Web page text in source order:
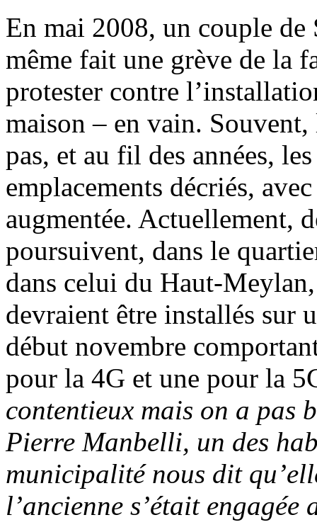
En mai 2008, un couple
même fait une grève de la
protester contre
maison – en vain.
pas, et au fil des années,
emplacements décriés,
augmentée. Actuellement,
poursuivent, dans le
dans celui du Haut-
devraient être installés sur
début novembre
pour la 4G et une pour la
contentieux mais on a pas
Pierre Manbelli, un des
municipalité nous dit
l’ancienne s’était engagée